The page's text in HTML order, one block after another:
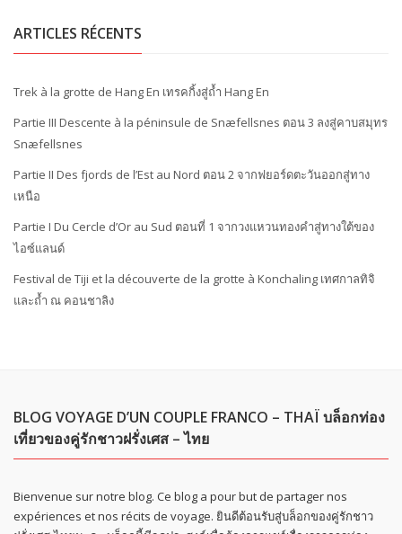
ARTICLES RÉCENTS
Trek à la grotte de Hang En เทรคกิ้งสู่ถ้ำ Hang En
Partie III Descente à la péninsule de Snæfellsnes ตอน 3 ลงสู่คาบสมุทร
Snæfellsnes
Partie II Des fjords de l’Est au Nord ตอน 2 จากฟยอร์ดตะวันออกสู่ทาง
เหนือ
Partie I Du Cercle d’Or au Sud ตอนที่ 1 จากวงแหวนทองคำสู่ทางใต้ของ
ไอซ์แลนด์
Festival de Tiji et la découverte de la grotte à Konchaling เทศกาลทิจิ
และถ้ำ ณ คอนชาลิง
BLOG VOYAGE D’UN COUPLE FRANCO – THAÏ บล็อกท่อง
เที่ยวของคู่รักชาวฝรั่งเศส – ไทย
Bienvenue sur notre blog. Ce blog a pour but de partager nos
expériences et nos récits de voyage. ยินดีต้อนรับสู่บล็อกของคู่รักชาว